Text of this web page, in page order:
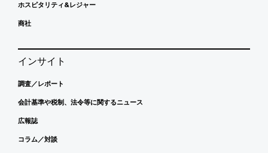
ホスピタリティ&レジャー
商社
インサイト
調査／レポート
会計基準や税制、法令等に関するニュース
広報誌
コラム／対談